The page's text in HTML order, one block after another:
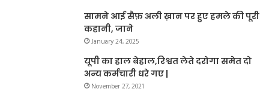
सामने आई सैफ़ अली ख़ान पर हुए हमले की पूरी
कहानी, जाने
January 24, 2025
यूपी का हाल बेहाल,रिश्वत लेते दरोगा समेत दो
अन्य कर्मचारी धरे गए |
November 27, 2021